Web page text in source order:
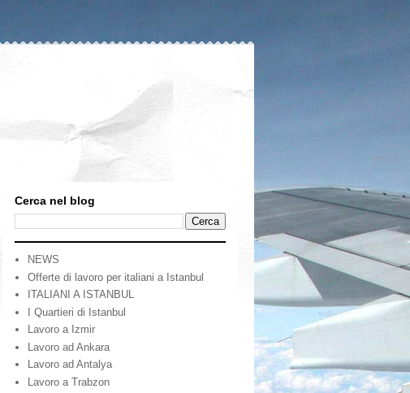
Cerca nel blog
NEWS
Offerte di lavoro per italiani a Istanbul
ITALIANI A ISTANBUL
I Quartieri di Istanbul
Lavoro a Izmir
Lavoro ad Ankara
Lavoro ad Antalya
Lavoro a Trabzon